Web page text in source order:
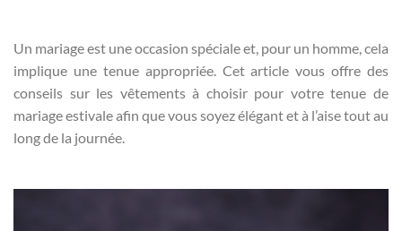
Un mariage est une occasion spéciale et, pour un homme, cela
implique une tenue appropriée. Cet article vous offre des
conseils sur les vêtements à choisir pour votre tenue de
mariage estivale afin que vous soyez élégant et à l’aise tout au
long de la journée.